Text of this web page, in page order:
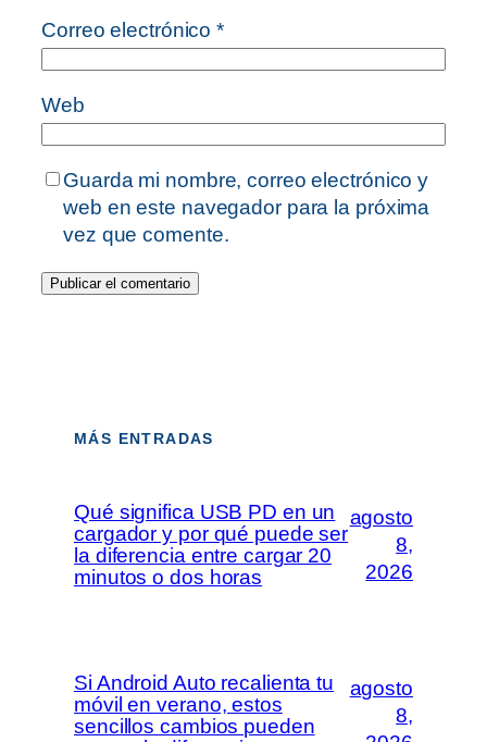
Correo electrónico*
Web
Guarda mi nombre, correo electrónico y
web en este navegador para la próxima
vez que comente.
MÁS ENTRADAS
Qué significa USB PD en un
cargador y por qué puede ser
la diferencia entre cargar 20
minutos o dos horas
agosto
8,
2026
Si Android Auto recalienta tu
móvil en verano, estos
sencillos cambios pueden
agosto
8,